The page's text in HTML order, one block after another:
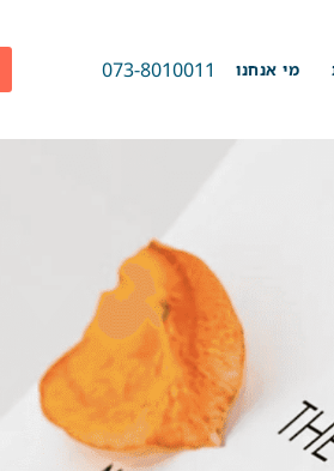
מי אנחנו 073-8010011